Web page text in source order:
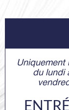
Uniquement
du lundi